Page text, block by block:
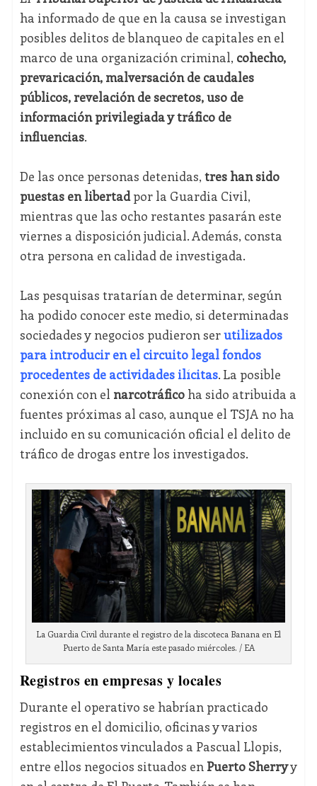
ha informado de que en la causa se investigan
posibles delitos de blanqueo de capitales en el
marco de una organización criminal, cohecho,
prevaricación, malversación de caudales
públicos, revelación de secretos, uso de
información privilegiada y tráfico de
influencias.
De las once personas detenidas, tres han sido
puestas en libertadpor la Guardia Civil,
mientras que las ocho restantes pasarán este
viernes a disposición judicial. Además, consta
otra persona en calidad de investigada.
Las pesquisas tratarían de determinar, según
ha podido conocer este medio, si determinadas
sociedades y negocios pudieron serutilizados
para introducir en el circuito legal fondos
procedentes de actividades ilícitas. La posible
conexión con el narcotráficoha sido atribuida a
fuentes próximas al caso, aunque el TSJA no ha
incluido en su comunicación oficial el delito de
tráfico de drogas entre los investigados.
La Guardia Civil durante el registro de la discoteca Banana en El
Puerto de Santa María este pasado miércoles. / EA
Registros en empresas y locales
Durante el operativo se habrían practicado
registros en el domicilio, oficinas y varios
establecimientos vinculados a Pascual Llopis,
entre ellos negocios situados en Puerto Sherryy